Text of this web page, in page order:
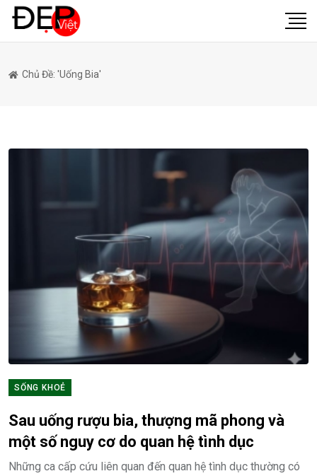
Chủ Đề: 'uống Bia'
SỐNG KHOẺ
Sau uống rượu bia, thượng mã phong và
một số nguy cơ do quan hệ tình dục
Những ca cấp cứu liên quan đến quan hệ tình dục thường có